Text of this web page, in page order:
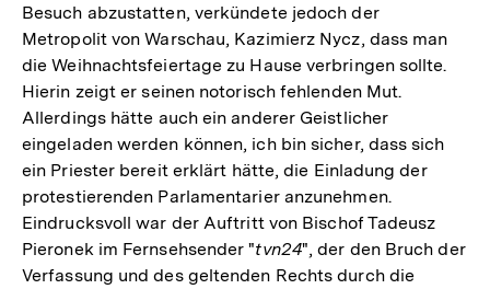
Besuch abzustatten, verkündete jedoch der
Metropolit von Warschau, Kazimierz Nycz, dass man
die Weihnachtsfeiertage zu Hause verbringen sollte.
Hierin zeigt er seinen notorisch fehlenden Mut.
Allerdings hätte auch ein anderer Geistlicher
eingeladen werden können, ich bin sicher, dass sich
ein Priester bereit erklärt hätte, die Einladung der
protestierenden Parlamentarier anzunehmen.
Eindrucksvoll war der Auftritt von Bischof Tadeusz
Pieronek im Fernsehsender "tvn24", der den Bruch der
Verfassung und des geltenden Rechts durch die